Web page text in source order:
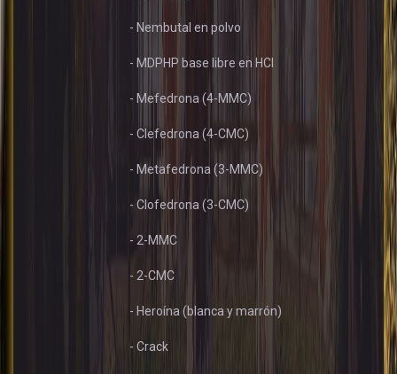
- Nembutal en polvo
- MDPHP base libre en HCl
- Mefedrona (4-MMC)
- Clefedrona (4-CMC)
- Metafedrona (3-MMC)
- Clofedrona (3-CMC)
- 2-MMC
- 2-CMC
- Heroína (blanca y marrón)
- Crack